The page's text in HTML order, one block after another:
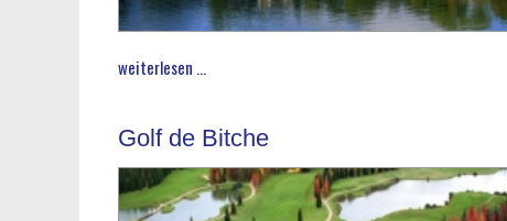
weiterlesen ...
Golf de Bitche